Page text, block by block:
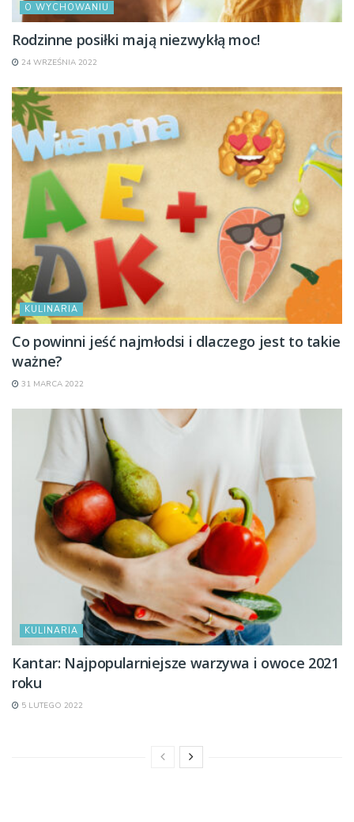
O WYCHOWANIU
Rodzinne posiłki mają niezwykłą moc!
24 WRZEŚNIA 2022
KULINARIA
Co powinni jeść najmłodsi i dlaczego jest to takie
ważne?
31 MARCA 2022
KULINARIA
Kantar: Najpopularniejsze warzywa i owoce 2021
roku
5 LUTEGO 2022